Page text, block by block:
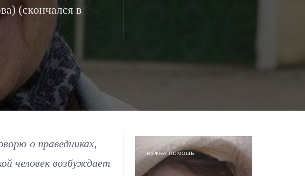
(скончался в
о праведниках,
человек возбуждает
НУЖНА ПОМОЩЬ